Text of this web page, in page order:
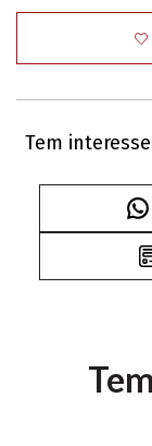
Tem